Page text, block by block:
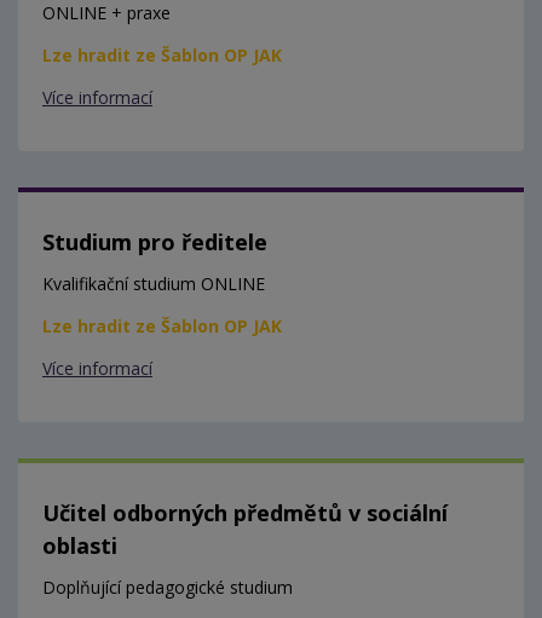
ONLINE + praxe
Lze hradit ze Šablon OP JAK
Více informací
Studium pro ředitele
Kvalifikační studium ONLINE
Lze hradit ze Šablon OP JAK
Více informací
Učitel odborných předmětů v sociální
oblasti
Doplňující pedagogické studium